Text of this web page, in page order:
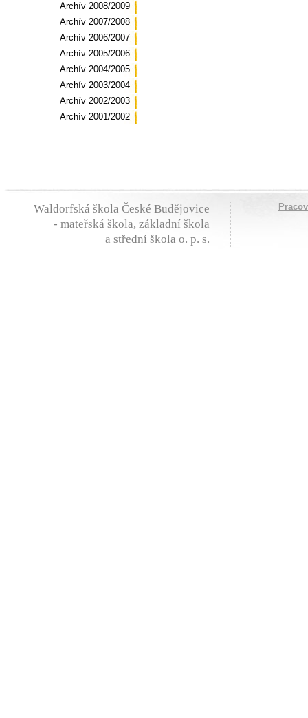
Archív 2008/2009
Archív 2007/2008
Archív 2006/2007
Archív 2005/2006
Archív 2004/2005
Archív 2003/2004
Archív 2002/2003
Archív 2001/2002
Waldorfská škola České Budějovice
- mateřská škola, základní škola
a střední škola o. p. s.